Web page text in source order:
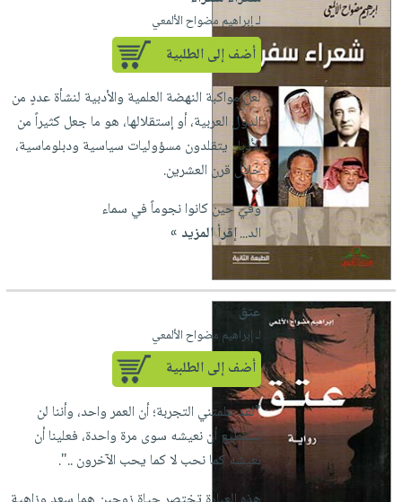
لـ إبراهيم مضواح الألمعي
أضف إلى الطلبية
لعلَّ مواكبة النهضة العلمية والأدبية لنشأة عددٍ من
الدول العربية، أو إستقلالها، هو ما جعل كثيراً من
الأدباء يتقلدون مسؤوليات سياسية ودبلوماسية،
خلال قرن العشرين.
وفي حين كانوا نجوماً في سماء
الد...إقرأ المزيد »
عتق
لـ إبراهيم مضواح الألمعي
أضف إلى الطلبية
"لقد علمتني التجربة؛ أن العمر واحد، وأننا لن
نستطيع أن نعيشه سوى مرة واحدة، فعلينا أن
نعيشه كما نحب لا كما يحب الآخرون ..".